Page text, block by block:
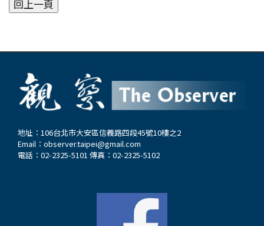
地址：106台北市大安區信義路四段45號10樓之2
Email： observer.taipei@gmail.com
電話：02-2325-5101 傳真：02-2325-5102